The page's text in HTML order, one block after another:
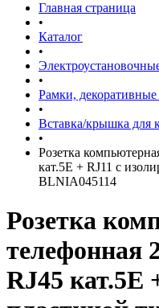
Главная страница
•
Каталог
•
•
Рамки,
•
Вставка/крышка для
•
Розетка
кат.5E + RJ11 с
BLNIA045114
Розетка
телефонная
RJ45 кат.5E